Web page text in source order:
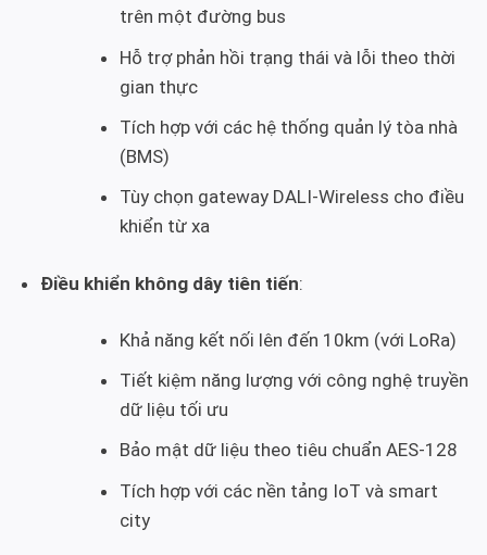
trên một đường bus
Hỗ trợ phản hồi trạng thái và lỗi theo thời
gian thực
Tích hợp với các hệ thống quản lý tòa nhà
(BMS)
Tùy chọn gateway DALI-Wireless cho điều
khiển từ xa
Điều khiển không dây tiên tiến:
Khả năng kết nối lên đến 10km (với LoRa)
Tiết kiệm năng lượng với công nghệ truyền
dữ liệu tối ưu
Bảo mật dữ liệu theo tiêu chuẩn AES-128
Tích hợp với các nền tảng IoT và smart
city